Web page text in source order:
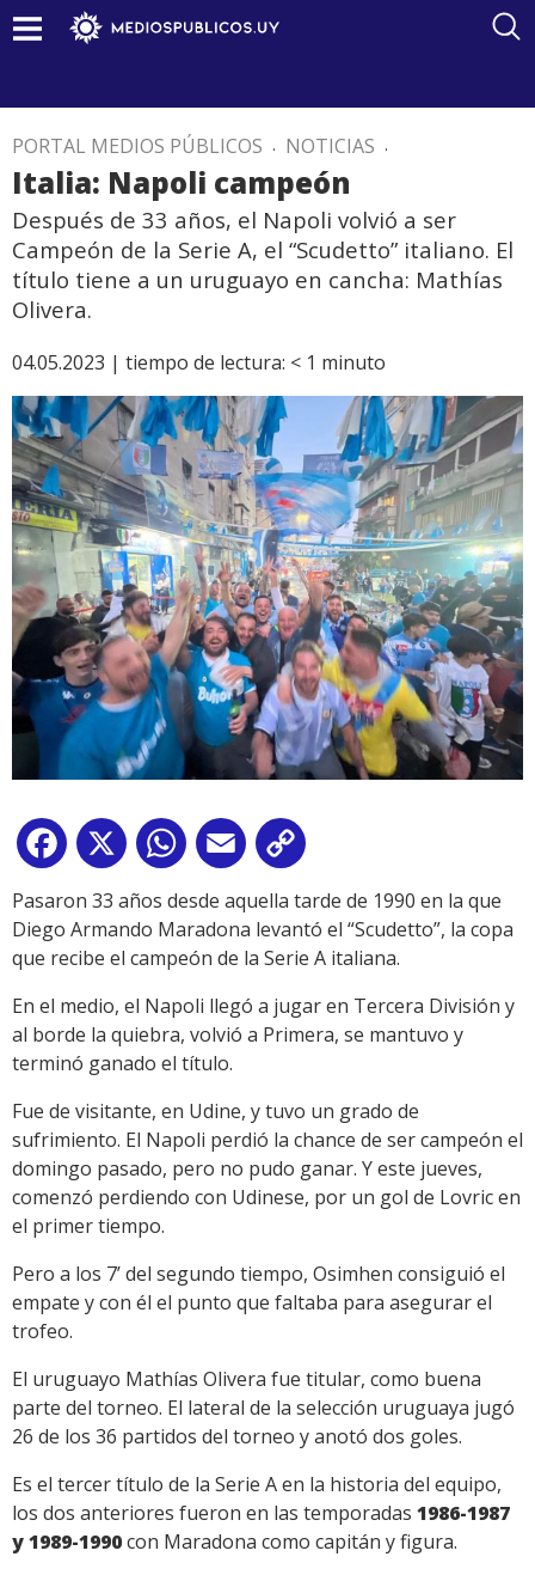
PORTAL MEDIOS PÚBLICOS . NOTICIAS .
Italia: Napoli campeón
Después de 33 años, el Napoli volvió a ser
Campeón de la Serie A, el “Scudetto” italiano. El
título tiene a un uruguayo en cancha: Mathías
Olivera.
04.05.2023 | tiempo de lectura: < 1 minuto
Facebook
X WhatsApp
Email
Link
Pasaron 33 años desde aquella tarde de 1990 en la que
Diego Armando Maradona levantó el “Scudetto”, la copa
que recibe el campeón de la Serie A italiana.
En el medio, el Napoli llegó a jugar en Tercera División y
al borde la quiebra, volvió a Primera, se mantuvo y
terminó ganado el título.
Fue de visitante, en Udine, y tuvo un grado de
sufrimiento. El Napoli perdió la chance de ser campeón el
domingo pasado, pero no pudo ganar. Y este jueves,
comenzó perdiendo con Udinese, por un gol de Lovric en
el primer tiempo.
Pero a los 7’ del segundo tiempo, Osimhen consiguió el
empate y con él el punto que faltaba para asegurar el
trofeo.
El uruguayo Mathías Olivera fue titular, como buena
parte del torneo. El lateral de la selección uruguaya jugó
26 de los 36 partidos del torneo y anotó dos goles.
Es el tercer título de la Serie A en la historia del equipo,
los dos anteriores fueron en las temporadas 1986-1987
y 1989-1990con Maradona como capitán y figura.